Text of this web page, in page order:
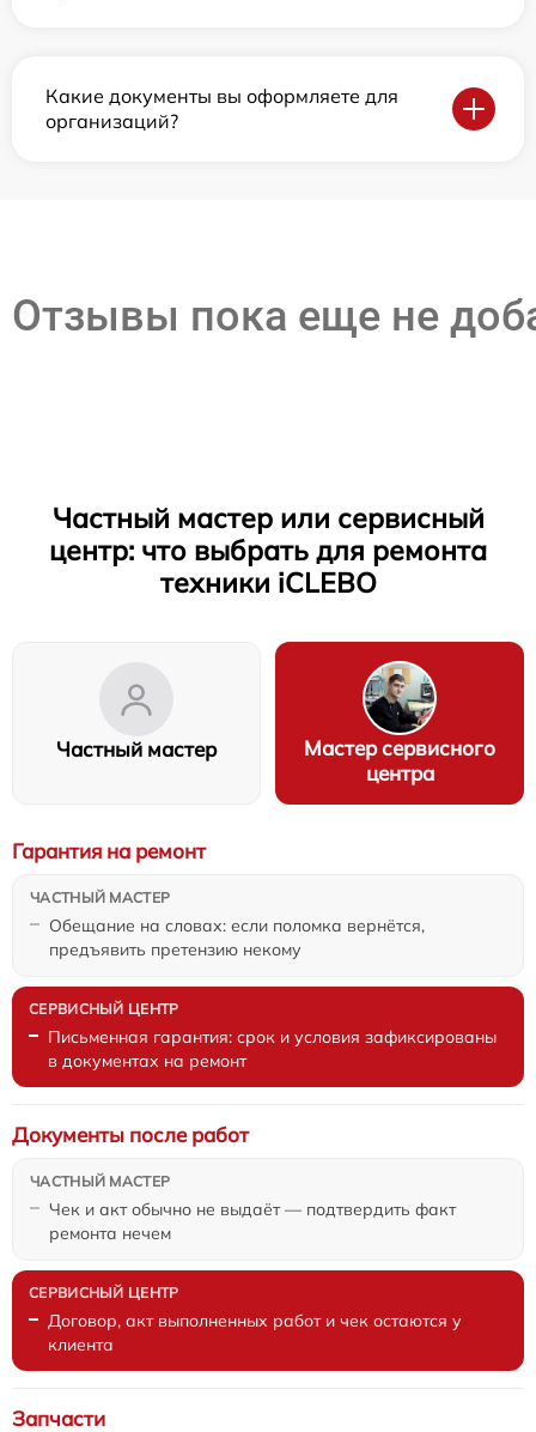
Какие документы вы оформляете для
организаций?
Отзывы пока еще не
Частный мастер или сервисный
центр: что выбрать для ремонта
техники iCLEBO
Частный мастер
Мастер сервисного
центра
Обещание на словах: если поломка вернётся,
предъявить претензию некому
Гарантия на ремонт
Письменная гарантия: срок и условия зафиксированы
в документах на ремонт
Чек и акт обычно не выдаёт — подтвердить факт
ремонта нечем
Документы после работ
Договор, акт выполненных работ и чек остаются у
клиента
Запчасти